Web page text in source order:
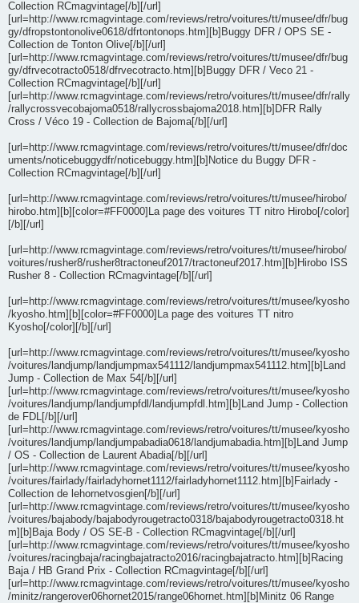
Collection RCmagvintage[/b][/url]
[url=http://www.rcmagvintage.com/reviews/retro/voitures/tt/musee/dfr/bug
gy/dfropstontonolive0618/dfrtontonops.htm][b]Buggy DFR / OPS SE -
Collection de Tonton Olive[/b][/url]
[url=http://www.rcmagvintage.com/reviews/retro/voitures/tt/musee/dfr/bug
gy/dfrvecotracto0518/dfrvecotracto.htm][b]Buggy DFR / Veco 21 -
Collection RCmagvintage[/b][/url]
[url=http://www.rcmagvintage.com/reviews/retro/voitures/tt/musee/dfr/rally
/rallycrossvecobajoma0518/rallycrossbajoma2018.htm][b]DFR Rally
Cross / Véco 19 - Collection de Bajoma[/b][/url]
[url=http://www.rcmagvintage.com/reviews/retro/voitures/tt/musee/dfr/doc
uments/noticebuggydfr/noticebuggy.htm][b]Notice du Buggy DFR -
Collection RCmagvintage[/b][/url]
[url=http://www.rcmagvintage.com/reviews/retro/voitures/tt/musee/hirobo/
hirobo.htm][b][color=#FF0000]La page des voitures TT nitro Hirobo[/color]
[/b][/url]
[url=http://www.rcmagvintage.com/reviews/retro/voitures/tt/musee/hirobo/
voitures/rusher8/rusher8tractoneuf2017/tractoneuf2017.htm][b]Hirobo ISS
Rusher 8 - Collection RCmagvintage[/b][/url]
[url=http://www.rcmagvintage.com/reviews/retro/voitures/tt/musee/kyosho
/kyosho.htm][b][color=#FF0000]La page des voitures TT nitro
Kyosho[/color][/b][/url]
[url=http://www.rcmagvintage.com/reviews/retro/voitures/tt/musee/kyosho
/voitures/landjump/landjumpmax541112/landjumpmax541112.htm][b]Land
Jump - Collection de Max 54[/b][/url]
[url=http://www.rcmagvintage.com/reviews/retro/voitures/tt/musee/kyosho
/voitures/landjump/landjumpfdl/landjumpfdl.htm][b]Land Jump - Collection
de FDL[/b][/url]
[url=http://www.rcmagvintage.com/reviews/retro/voitures/tt/musee/kyosho
/voitures/landjump/landjumpabadia0618/landjumabadia.htm][b]Land Jump
/ OS - Collection de Laurent Abadia[/b][/url]
[url=http://www.rcmagvintage.com/reviews/retro/voitures/tt/musee/kyosho
/voitures/fairlady/fairladyhornet1112/fairladyhornet1112.htm][b]Fairlady -
Collection de lehornetvosgien[/b][/url]
[url=http://www.rcmagvintage.com/reviews/retro/voitures/tt/musee/kyosho
/voitures/bajabody/bajabodyrougetracto0318/bajabodyrougetracto0318.ht
m][b]Baja Body / OS SE-B - Collection RCmagvintage[/b][/url]
[url=http://www.rcmagvintage.com/reviews/retro/voitures/tt/musee/kyosho
/voitures/racingbaja/racingbajatracto2016/racingbajatracto.htm][b]Racing
Baja / HB Grand Prix - Collection RCmagvintage[/b][/url]
[url=http://www.rcmagvintage.com/reviews/retro/voitures/tt/musee/kyosho
/minitz/rangerover06hornet2015/range06hornet.htm][b]Minitz 06 Range